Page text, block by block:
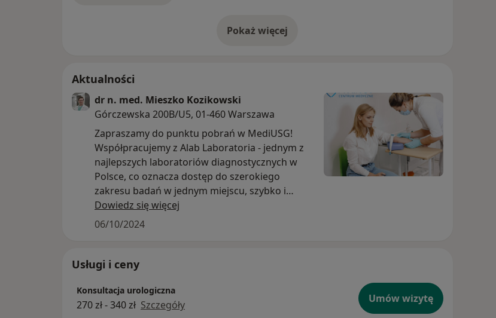
Pokaż więcejo doświadczeniu
Aktualności
dr n. med. Mieszko Kozikowski
Górczewska 200B/U5, 01-460 Warszawa
Zapraszamy do punktu pobrań w MediUSG!
Współpracujemy z Alab Laboratoria - jednym z
najlepszych laboratoriów diagnostycznych w
Polsce, co oznacza dostęp do szerokiego
zakresu badań w jednym miejscu, szybko i
profesjonalnie!
laboratoryjne w atrakcyjnej cenie, które warto
Godziny otwarcia punktu pobrań:
Dowiedz się więcej
06/10/2024
Usługi i ceny
Konsultacja urologiczna
270 zł - 340 zł Szczegóły Umów wizytę